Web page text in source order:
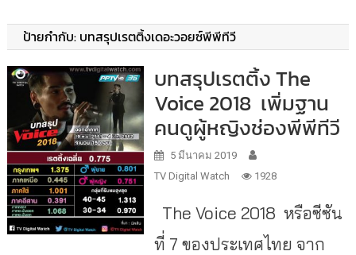
ป้ายกำกับ: บทสรุปเรตติ้งเดอะวอยซ์พีพีทีวี
บทสรุปเรตติ้ง The
Voice 2018 เพิ่มฐาน
คนดูผู้หญิงช่องพีพีทีวี
5 มีนาคม 2019
TV Digital Watch
1928
The Voice 2018 หรือซีซัน
ที่ 7 ของประเทศไทย จาก